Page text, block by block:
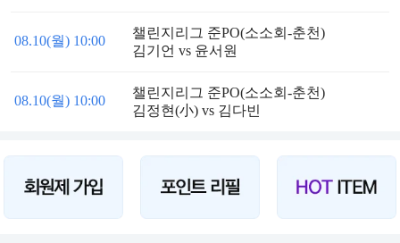
08.10(월) 10:00
챌린지리그 준PO(소소회-춘천)
김기언 vs 윤서원
08.10(월) 10:00
챌린지리그 준PO(소소회-춘천)
김정현(小) vs 김다빈